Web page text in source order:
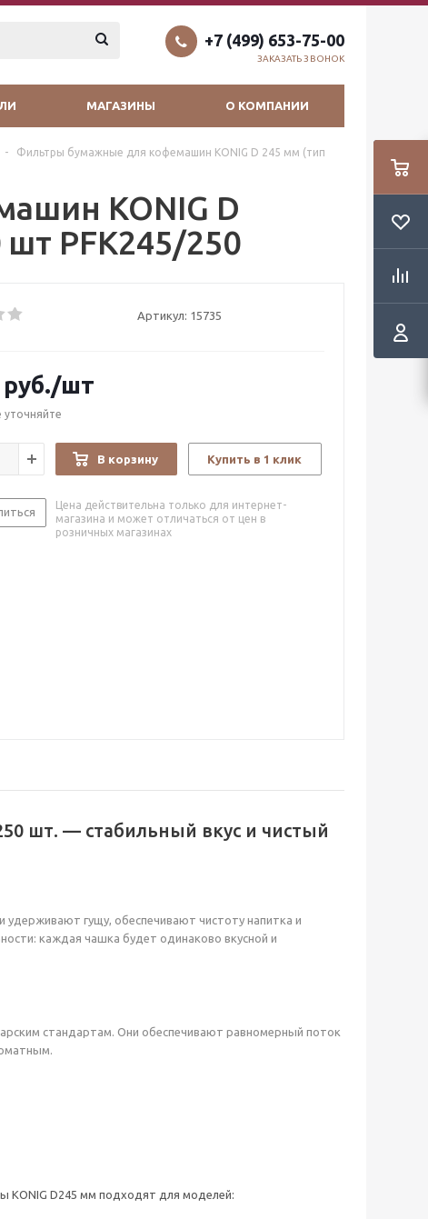
+7 (499) 653-75-00
ЗАКАЗАТЬ ЗВОНОК
МАГАЗИНЫ О КОМПАНИИ
-
Фильтры бумажные для кофемашин KONIG D 245 мм (тип
KONIG D
PFK245/250
Артикул: 15735
руб./шт
уточняйте
В корзину Купить в 1 клик
Цена действительна только для интернет-
магазина и может отличаться от цен в
розничных магазинах
шт. — стабильный вкус и чистый
гущу, обеспечивают чистоту напитка и
каждая чашка будет одинаково вкусной и
стандартам. Они обеспечивают равномерный поток
D245 мм подходят для моделей: